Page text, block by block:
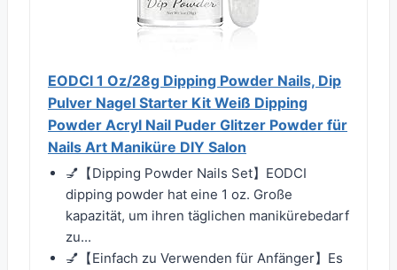
EODCI 1 Oz/28g Dipping Powder Nails, Dip
Pulver Nagel Starter Kit Weiß Dipping
Powder Acryl Nail Puder Glitzer Powder für
Nails Art Maniküre DIY Salon
💅【Dipping Powder Nails Set】EODCI
dipping powder hat eine 1 oz. Große
kapazität, um ihren täglichen manikürebedarf
zu...
💅【Einfach zu Verwenden für Anfänger】Es